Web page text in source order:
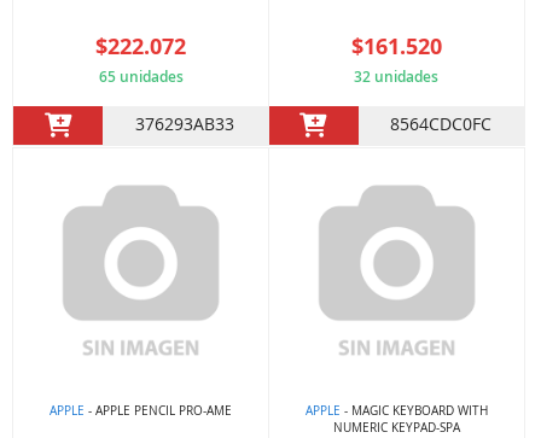
$222.072
65 unidades
376293AB33
$161.520
32 unidades
8564CDC0FC
APPLE - APPLE PENCIL PRO-AME APPLE - MAGIC KEYBOARD WITH
NUMERIC KEYPAD-SPA